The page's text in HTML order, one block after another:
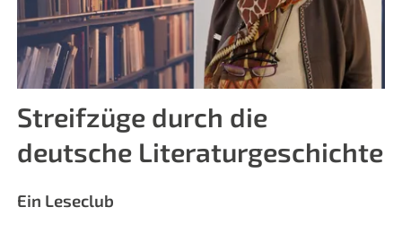
Streifzüge durch die
deutsche Literaturgeschichte
Ein Leseclub